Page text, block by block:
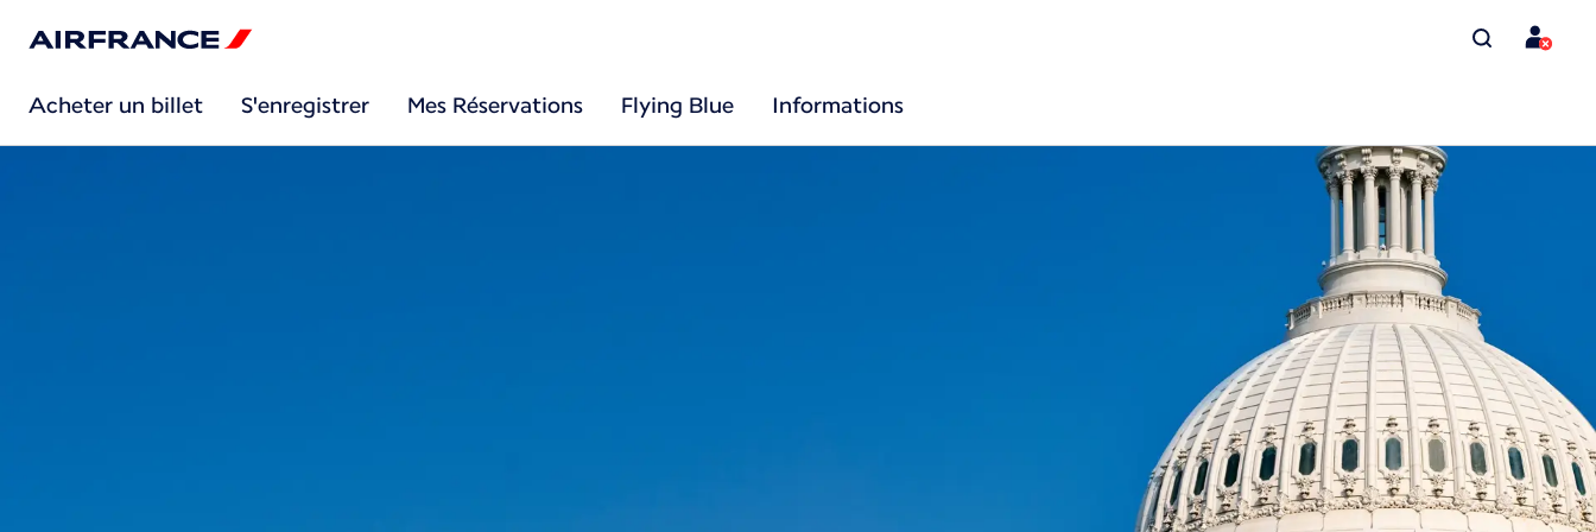
Acheter un billet S'enregistrer Mes Réservations Flying Blue Informations